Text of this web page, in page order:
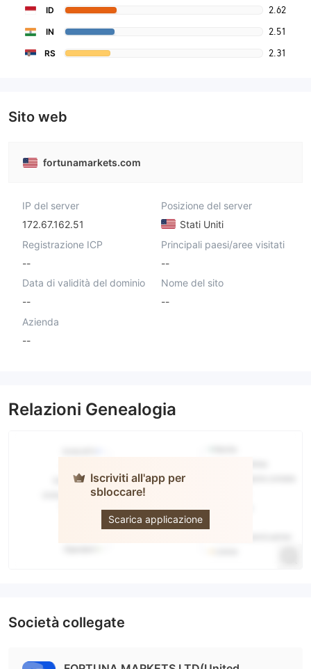
ID 2.62
IN 2.51
RS 2.31
Sito web
fortunamarkets.com
IP del server
172.67.162.51
Posizione del server
Stati Uniti
Registrazione ICP
--
Principali paesi/aree visitati
--
Data di validità del dominio
--
Nome del sito
--
Azienda
--
Relazioni Genealogia
Iscriviti all'app per
sbloccare!
Scarica applicazione
Fortuna
Società collegate